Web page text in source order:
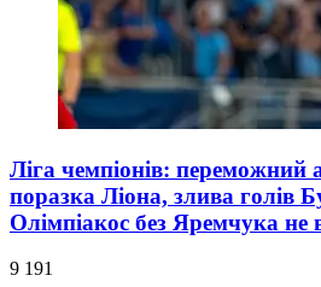
Ліга чемпіонів: переможний
поразка Ліона, злива голів
Олімпіакос без Яремчука не
9 191